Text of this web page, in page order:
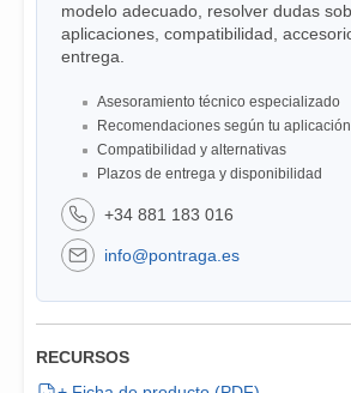
modelo adecuado, resolver dudas
aplicaciones, compatibilidad,
entrega.
Asesoramiento técnico especializado
Recomendaciones según tu aplicación
Compatibilidad y alternativas
Plazos de entrega y disponibilidad
+34 881 183 016
info@pontraga.es
RECURSOS